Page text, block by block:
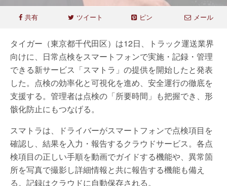
共有 ツイート ピン メール
タイガー（東京都千代田区）は12日、トラック運送業界
向けに、日常点検をスマートフォンで実施・記録・管理
できる新サービス「スマトラ」の提供を開始したと発表
した。点検の効率化と可視化を進め、安全運行の徹底を
支援する。管理者は点検の「所要時間」も把握でき、形
骸化防止にもつなげる。
スマトラは、ドライバーがスマートフォンで点検項目を
確認し、結果を入力・報告するクラウドサービス。各点
検項目の正しい手順を動画でガイドする機能や、異常箇
所を写真で撮影し詳細情報と共に報告する機能も備え
る。記録はクラウドに自動保存される。